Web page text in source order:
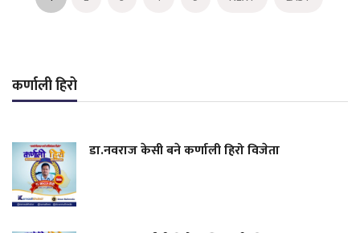
कर्णाली हिरो
डा.नवराज केसी बने कर्णाली हिरो विजेता